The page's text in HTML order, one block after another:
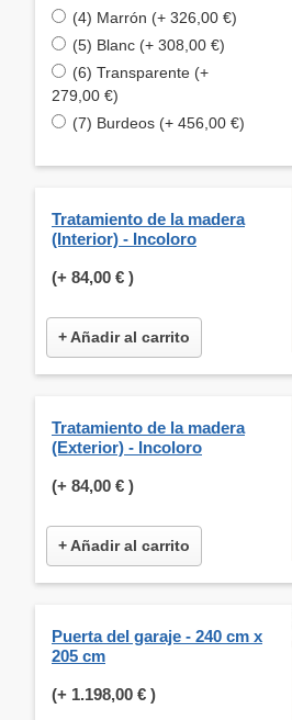
(4) Marrón (+ 326,00 €)
(5) Blanc (+ 308,00 €)
(6) Transparente (+
279,00 €)
(7) Burdeos (+ 456,00 €)
Tratamiento de la madera
(Interior) - Incoloro
(+ 84,00 € )
+ Añadir al carrito
Tratamiento de la madera
(Exterior) - Incoloro
(+ 84,00 € )
+ Añadir al carrito
Puerta del garaje - 240 cm x
205 cm
(+ 1.198,00 € )